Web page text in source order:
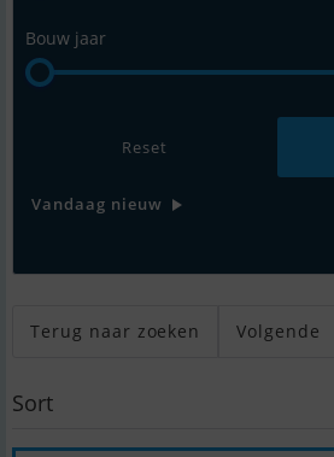
Bouw jaar
Reset
Vandaag nieuw
Terug naar zoeken Volgende
Sort